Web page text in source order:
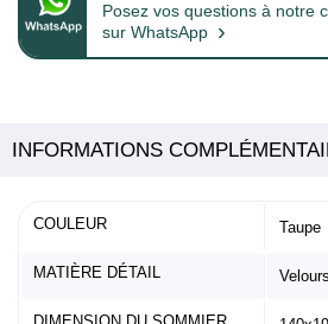
Posez vos questions à notre
sur WhatsApp ›
INFORMATIONS
COULEUR Taupe
MATIÈRE DÉTAIL Velours